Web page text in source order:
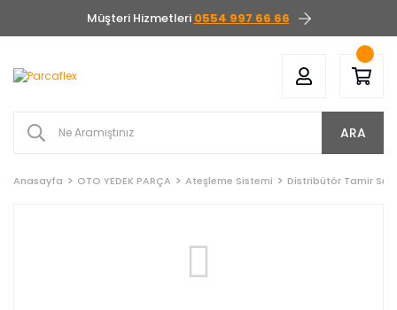
Müşteri Hizmetleri 0554 997 66 66
ARA
Anasayfa OTO YEDEK PARÇA Ateşleme Sistemi Distribütör Tamir Seti